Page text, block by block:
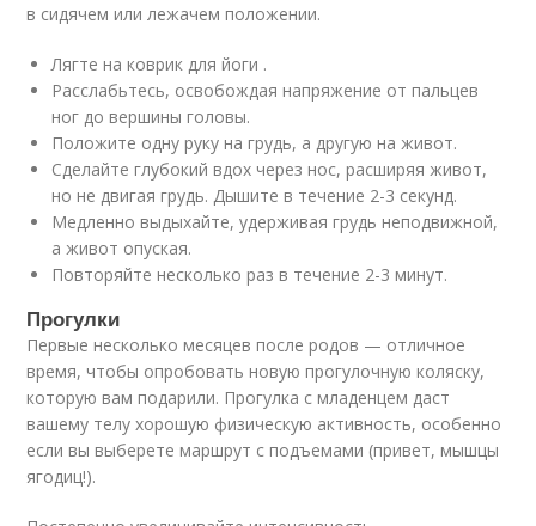
в сидячем или лежачем положении.
Лягте на коврик для йоги .
Расслабьтесь, освобождая напряжение от пальцев
ног до вершины головы.
Положите одну руку на грудь, а другую на живот.
Сделайте глубокий вдох через нос, расширяя живот,
но не двигая грудь. Дышите в течение 2-3 секунд.
Медленно выдыхайте, удерживая грудь неподвижной,
а живот опуская.
Повторяйте несколько раз в течение 2-3 минут.
Прогулки
Первые несколько месяцев после родов — отличное
время, чтобы опробовать новую прогулочную коляску,
которую вам подарили. Прогулка с младенцем даст
вашему телу хорошую физическую активность, особенно
если вы выберете маршрут с подъемами (привет, мышцы
ягодиц!).